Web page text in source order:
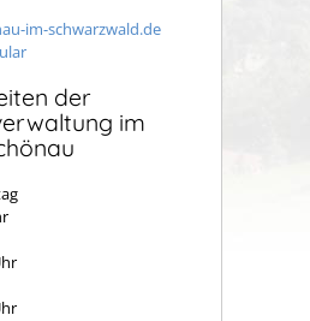
im-schwarzwald.de
der
im